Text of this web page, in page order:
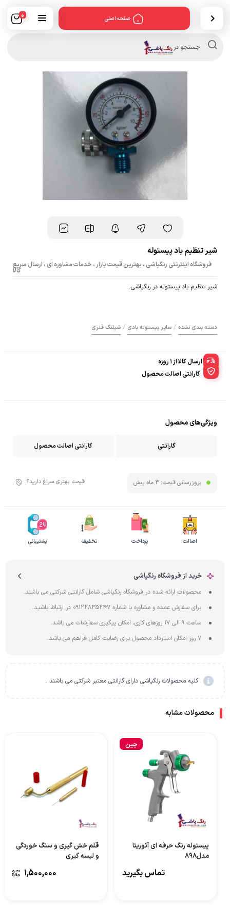
صفحه اصلی 0
search
جستجو در
شیر تنظیم باد پیستوله
فروشگاه اینترنتی رنگپاشی ، بهترین قیمت بازار ، خدمات مشاوره ای ، ارسال سریع
کالا
شیر تنظیم باد پیستوله در رنگپاشی.
دسته بندی نشده / سایر پیستوله بادی / شیلنگ فنری
ارسال کالا از 1 روزه
گارانتی اصالت محصول
ویژگی‌های محصول
گارانتی گارانتی اصالت محصول
بروزرسانی قیمت: 3 ماه پیش قیمت بهتری سراغ دارید؟
اصالت پرداخت تخفیف پشتیبانی
خرید از فروشگاه رنگپاشی
محصولات ارائه شده در فروشگاه رنگپاشی شامل گارانتی شرکتی می باشند.
برای سفارش عمده و مشاوره با شماره 09122835247 در ارتباط باشید.
ساعت 9 الی 17 روزهای کاری، امکان پیگیری سفارشات می باشد.
7 روز امکان استرداد محصول برای رضایت کامل فراهم می باشد.
کلیه محصولات رنگپاشی دارای گارانتی معتبر شرکتی می باشند .
محصولات مشابه
چین
پیستوله رنگ حرفه ای آئوریتا
مدل۸۹۸
تماس بگیرید
قلم خش گیری و سنگ خوردگی
و لیسه گیری
1,500,000